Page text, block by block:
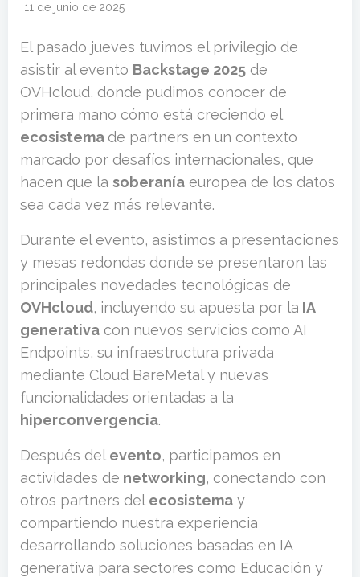
11 de junio de 2025
El pasado jueves tuvimos el privilegio de
asistir al evento Backstage 2025 de
OVHcloud, donde pudimos conocer de
primera mano cómo está creciendo el
ecosistema de partners en un contexto
marcado por desafíos internacionales, que
hacen que la soberanía europea de los datos
sea cada vez más relevante.
Durante el evento, asistimos a presentaciones
y mesas redondas donde se presentaron las
principales novedades tecnológicas de
OVHcloud, incluyendo su apuesta por la IA
generativa con nuevos servicios como AI
Endpoints, su infraestructura privada
mediante Cloud BareMetal y nuevas
funcionalidades orientadas a la
hiperconvergencia.
Después del evento, participamos en
actividades de networking, conectando con
otros partners del ecosistema y
compartiendo nuestra experiencia
desarrollando soluciones basadas en IA
generativa para sectores como Educación y